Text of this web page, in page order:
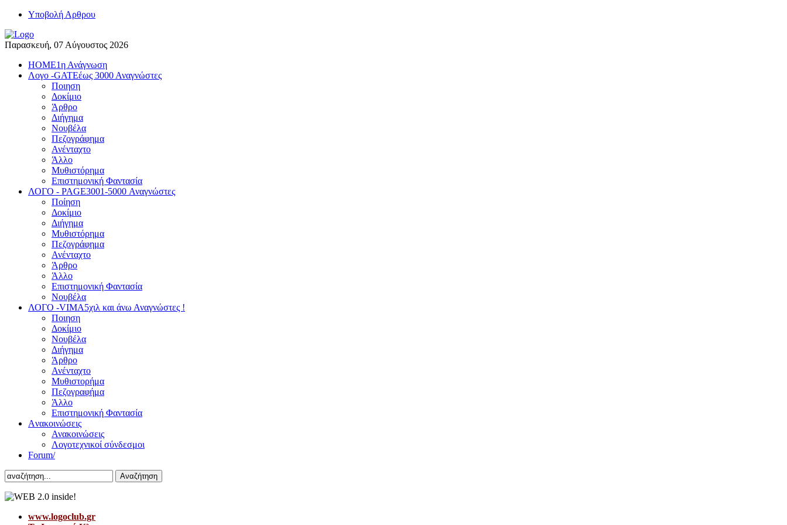
Yποβολή Αρθρου
Παρασκευή, 07 Αύγουστος 2026
HOME1η Ανάγνωση
Λογο -GATEέως 3000 Αναγνώστες
Ποιηση
Δοκίμιο
Άρθρο
Διήγημα
Νουβέλα
Πεζογράφημα
Ανένταχτο
Άλλο
Μυθιστόρημα
Επιστημονική Φαντασία
ΛΟΓΟ - PAGE3001-5000 Αναγνώστες
Ποίηση
Δοκίμιο
Διήγημα
Μυθιστόρημα
Πεζογράφημα
Ανένταχτο
Άρθρο
Άλλο
Επιστημονική Φαντασία
Νουβέλα
ΛΟΓΟ -VIMA5χιλ και άνω Αναγνώστες !
Ποιηση
Δοκίμιο
Νουβέλα
Διήγημα
Άρθρο
Ανένταχτο
Μυθιστορήμα
Πεζογραφήμα
Άλλο
Επιστημονική Φαντασία
Aνακοινώσεις
Ανακοινώσεις
Λογοτεχνικοί σύνδεσμοι
Forum/
Αναζήτηση
www.logoclub.gr